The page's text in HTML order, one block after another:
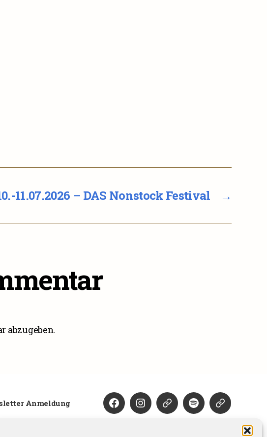
→
11.07.2026 – DAS Nonstock Festival
abzugeben.
Anmeldung FacebookInstagramKontaktSpotifydeezer